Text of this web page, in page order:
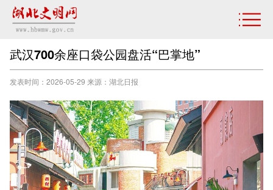
武汉700余座口袋公园盘活“巴掌地”
发表时间：2026-05-29 来源：湖北日报